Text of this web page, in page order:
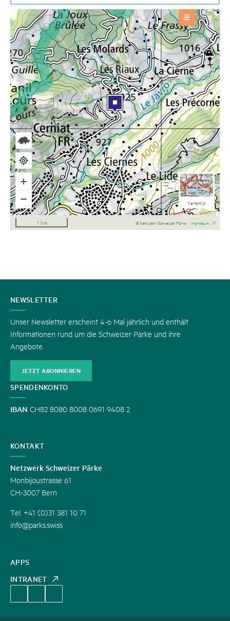
Landeskarte s/w
Landeskarte
Kartentyp
Luftbild
ANGEBOTE
Veranstaltung
+
BASIS-INFORMATIONEN
1 km © Netzwerk Schweizer Pärke Impressum
KONTAKT
APPS
INTRANET
NEWSLETTER
Unser Newsletter erscheint 4-6 Mal jährlich und enthält
Informationen rund um die Schweizer Pärke und ihre
Angebote.
JETZT ABONNIEREN
SPENDENKONTO
IBAN CH82 8080 8008 0691 9408 2
KONTAKT
Netzwerk Schweizer Pärke
Monbijoustrasse 61
CH-3007 Bern
Tel. +41 (0)31 381 10 71
info@parks.swiss